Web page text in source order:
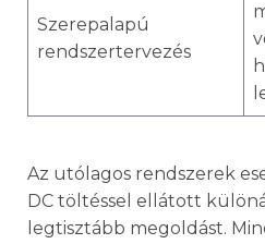
Szerepalapú
rendszertervezés
Az utólagos rendszerek
DC töltéssel ellátott
legtisztább megoldást.